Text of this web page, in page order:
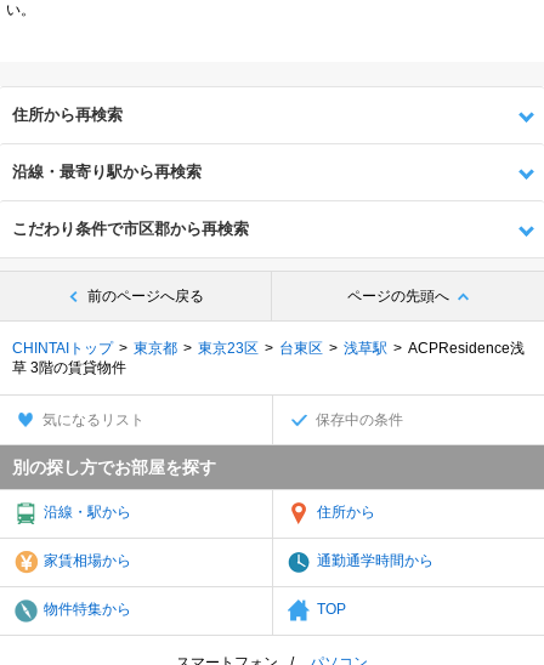
い。
住所から再検索
沿線・最寄り駅から再検索
こだわり条件で市区郡から再検索
前のページへ戻る ページの先頭へ
CHINTAIトップ 東京都 東京23区 台東区 浅草駅
ACPResidence浅
草 3階の賃貸物件
気になるリスト 保存中の条件
別の探し方でお部屋を探す
沿線・駅から 住所から
家賃相場から 通勤通学時間から
物件特集から TOP